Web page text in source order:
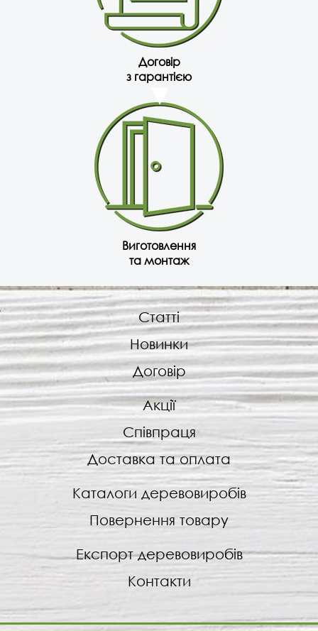
Договір
з гарантією
Виготовлення
та монтаж
Статті
Новинки
Договір
Акції
Співпраця
Доставка та оплата
Каталоги деревовиробів
Повернення товару
Експорт деревовиробів
Контакти